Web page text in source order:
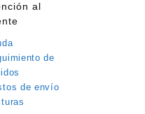
al
de
de envío